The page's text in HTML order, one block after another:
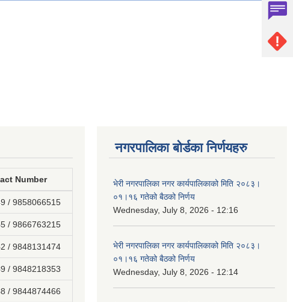
Number
/ 9858066515
/ 9866763215
/ 9848131474
/ 9848218353
/ 9844874466
नगरपालिका बोर्डका निर्णयहरु
भेरी नगरपालिका नगर कार्यपालिकाको मिति २०८३।
०१।१६ गतेको बैठको निर्णय
Wednesday, July 8, 2026 - 12:16
भेरी नगरपालिका नगर कार्यपालिकाको मिति २०८३।
०१।१६ गतेको बैठको निर्णय
Wednesday, July 8, 2026 - 12:14